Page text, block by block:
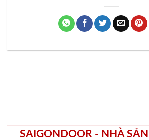
SAIGONDOOR - NHÀ